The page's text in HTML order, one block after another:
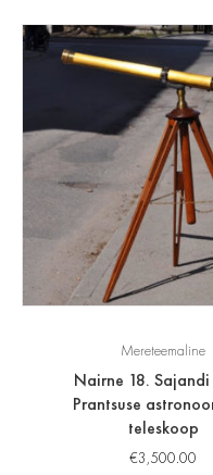
Mereteemaline
Nairne 18.
Prantsuse
teleskoop
€3,500.00